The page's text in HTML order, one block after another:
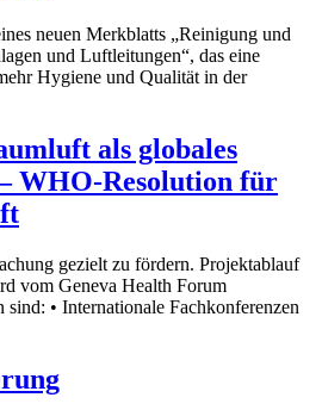
neuen Merkblatts „Reinigung und
und Luftleitungen“, das eine
Hygiene und Qualität in der
als globales
WHO-Resolution für
gezielt zu fördern. Projektablauf
vom Geneva Health Forum
• Internationale Fachkonferenzen